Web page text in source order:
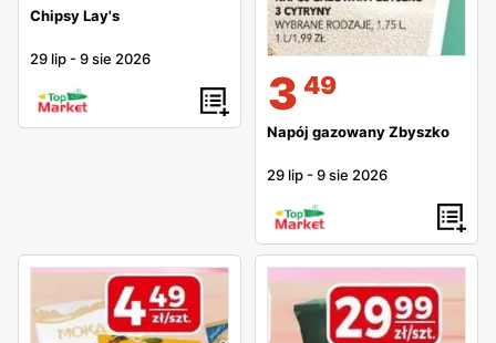
Chipsy Lay's
29 lip -9 sie 2026
3 49
Napój gazowany Zbyszko
29 lip -9 sie 2026